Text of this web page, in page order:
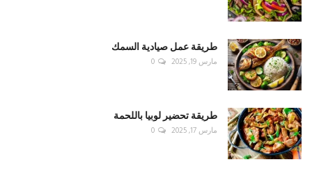
طريقة عمل صيادية السمك
مارس 19, 2025 0
طريقة تحضير لوبيا باللحمة
مارس 17, 2025 0